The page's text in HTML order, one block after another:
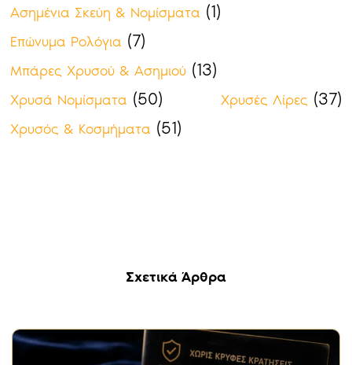
Ασημένια Σκεύη & Νομίσματα (1)
Επώνυμα Ρολόγια (7)
Μπάρες Χρυσού & Ασημιού (13)
Χρυσά Νομίσματα (50) Χρυσές Λίρες (37)
Χρυσός & Κοσμήματα (51)
Σχετικά Άρθρα